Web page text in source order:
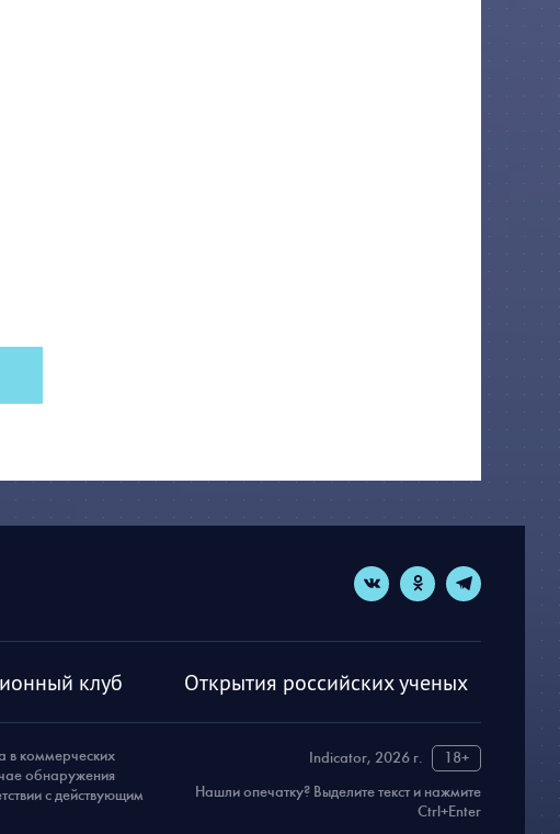
клуб Открытия российских ученых
Indicator, 2026 г.
18+
Нашли опечатку? Выделите текст и нажмите
Ctrl+Enter
в коммерческих
обнаружения
с действующим